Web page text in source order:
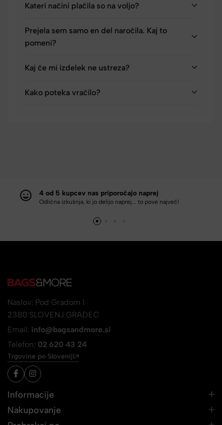
Kateri načini plačila so na voljo?
Prejela sem samo en del naročila. Kaj to
pomeni?
Kaj če mi izdelek ne ustreza?
Kako poteka vračilo?
4 od 5 kupcev nas priporočajo naprej
Odlična izkušnja, ki jo delijo naprej... to pove največ!
Naslov: Pod Gradom 1
2380 SLOVENJ GRADEC
Email: info@bagsandmore.si
Telefon: 02 620 43 24
Trgovine po Sloveniji
Informacije
Nakupovanje